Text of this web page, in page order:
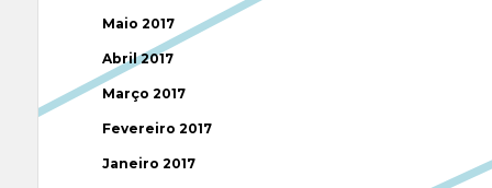
Maio 2017
Abril 2017
Março 2017
Fevereiro 2017
Janeiro 2017